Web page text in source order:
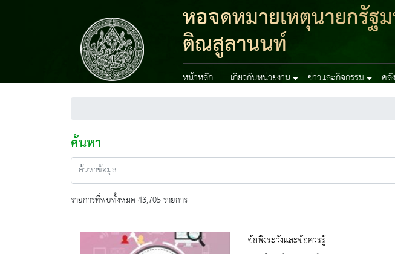
หอจดหมายเหตุนายกรัฐ
ติณสูลานนท์
หน้าหลัก เกี่ยวกับหน่วยงาน ข่าวและกิจกรรม คลั
ค้นหา
รายการที่พบทั้งหมด 43,705 รายการ
ข้อพึงระวังและข้อควรรู้